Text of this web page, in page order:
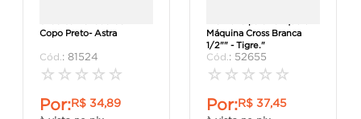
Copo Preto- Astra
: 81524
☆ ☆ ☆ ☆ ☆
Por:R$ 34,89
Máquina Cross Branca
1/2"" - Tigre."
: 52655
☆ ☆ ☆ ☆ ☆
Por:R$ 37,45